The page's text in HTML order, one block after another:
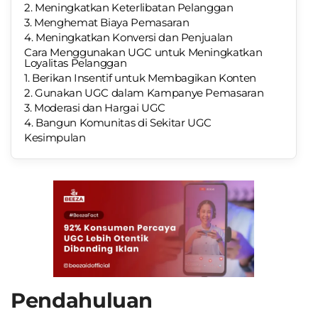
2. Meningkatkan Keterlibatan Pelanggan
3. Menghemat Biaya Pemasaran
4. Meningkatkan Konversi dan Penjualan
Cara Menggunakan UGC untuk Meningkatkan
Loyalitas Pelanggan
1. Berikan Insentif untuk Membagikan Konten
2. Gunakan UGC dalam Kampanye Pemasaran
3. Moderasi dan Hargai UGC
4. Bangun Komunitas di Sekitar UGC
Kesimpulan
Pendahuluan